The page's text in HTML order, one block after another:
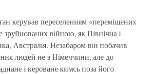
керував переселенням «перемiщених
зруйнованих вiйною, як Пiвнiчна i
Австралiя. Незабаром вiн побачив
людей не з Нiмеччини, але до
i кероване кимсь поза його